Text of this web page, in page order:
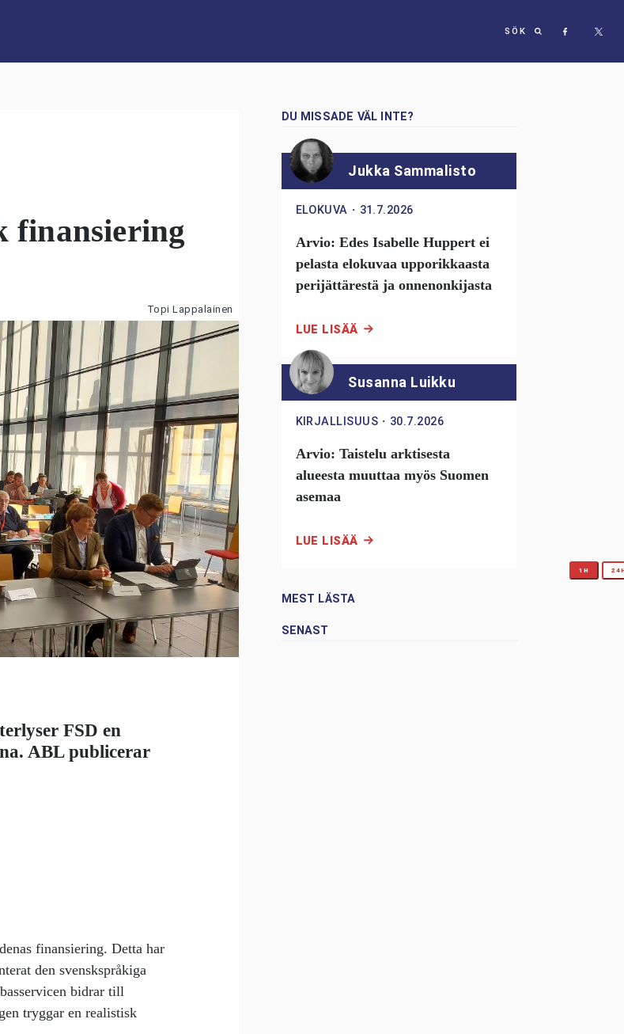
SÖK
finansiering
Topi Lappalainen
FSD en
ABL publicerar
finansiering. Detta har
den svenskspråkiga
bidrar till
tryggar en realistisk
DU MISSADE VÄL INTE?
Jukka Sammalisto
ELOKUVA ・ 31.7.2026
Arvio: Edes Isabelle Huppert ei
pelasta elokuvaa upporikkaasta
perijättärestä ja onnenonkijasta
LUE LISÄÄ
Susanna Luikku
KIRJALLISUUS ・ 30.7.2026
Arvio: Taistelu arktisesta
alueesta muuttaa myös Suomen
asemaa
LUE LISÄÄ
MEST LÄSTA
1H
SENAST